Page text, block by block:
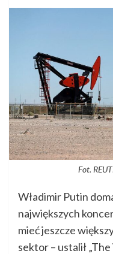
Fot.
Władimir Putin
największych
mieć jeszcze
sektor – ustalił